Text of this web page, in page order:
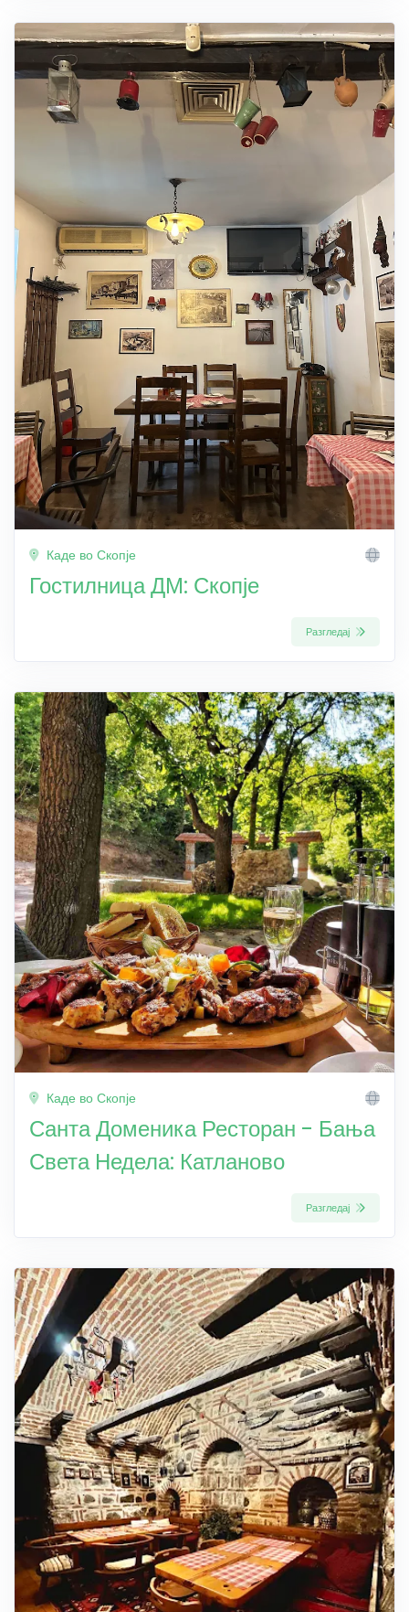
Каде во Скопје
Гостилница ДМ: Скопје
Разгледај
Каде во Скопје
Санта Доменика Ресторан - Бања
Света Недела: Катланово
Разгледај